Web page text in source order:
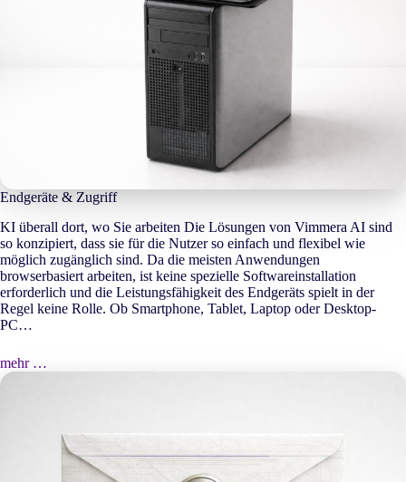
Endgeräte & Zugriff
KI überall dort, wo Sie arbeiten Die Lösungen von Vimmera AI sind
so konzipiert, dass sie für die Nutzer so einfach und flexibel wie
möglich zugänglich sind. Da die meisten Anwendungen
browserbasiert arbeiten, ist keine spezielle Softwareinstallation
erforderlich und die Leistungsfähigkeit des Endgeräts spielt in der
Regel keine Rolle. Ob Smartphone, Tablet, Laptop oder Desktop-
PC…
mehr …